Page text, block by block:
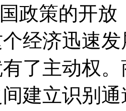
政策的开
经济迅速
了主动权
建立识别